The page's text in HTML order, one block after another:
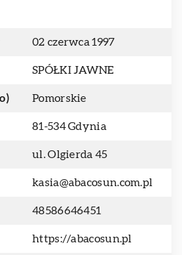
02 czerwca 1997
SPÓŁKI JAWNE
Pomorskie
81-534 Gdynia
ul. Olgierda 45
kasia@abacosun.com.pl
48586646451
https://abacosun.pl